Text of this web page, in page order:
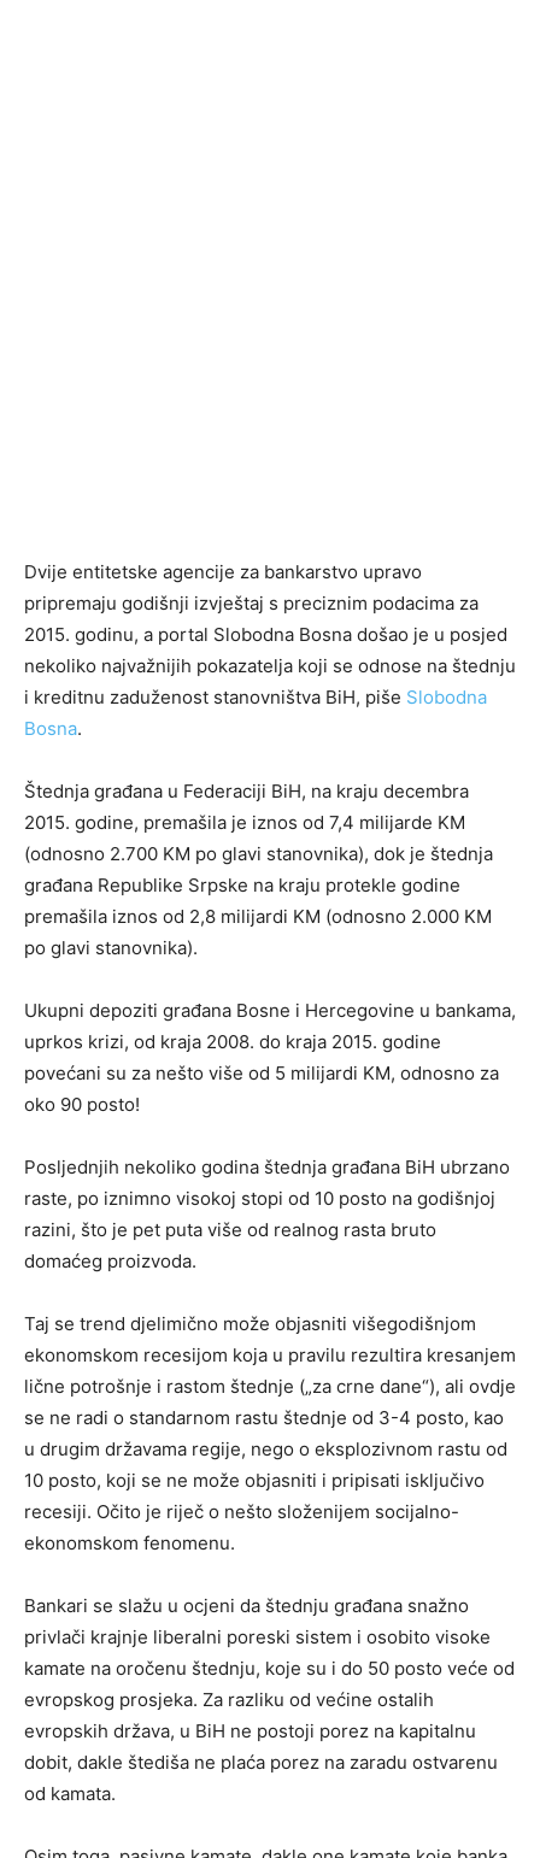
Dvije entitetske agencije za bankarstvo upravo
pripremaju godišnji izvještaj s preciznim podacima za
2015. godinu, a portal Slobodna Bosna došao je u posjed
nekoliko najvažnijih pokazatelja koji se odnose na štednju
i kreditnu zaduženost stanovništva BiH, piše Slobodna
Bosna.
Štednja građana u Federaciji BiH, na kraju decembra
2015. godine, premašila je iznos od 7,4 milijarde KM
(odnosno 2.700 KM po glavi stanovnika), dok je štednja
građana Republike Srpske na kraju protekle godine
premašila iznos od 2,8 milijardi KM (odnosno 2.000 KM
po glavi stanovnika).
Ukupni depoziti građana Bosne i Hercegovine u bankama,
uprkos krizi, od kraja 2008. do kraja 2015. godine
povećani su za nešto više od 5 milijardi KM, odnosno za
oko 90 posto!
Posljednjih nekoliko godina štednja građana BiH ubrzano
raste, po iznimno visokoj stopi od 10 posto na godišnjoj
razini, što je pet puta više od realnog rasta bruto
domaćeg proizvoda.
Taj se trend djelimično može objasniti višegodišnjom
ekonomskom recesijom koja u pravilu rezultira kresanjem
lične potrošnje i rastom štednje („za crne dane“), ali ovdje
se ne radi o standarnom rastu štednje od 3-4 posto, kao
u drugim državama regije, nego o eksplozivnom rastu od
10 posto, koji se ne može objasniti i pripisati isključivo
recesiji. Očito je riječ o nešto složenijem socijalno-
ekonomskom fenomenu.
Bankari se slažu u ocjeni da štednju građana snažno
privlači krajnje liberalni poreski sistem i osobito visoke
kamate na oročenu štednju, koje su i do 50 posto veće od
evropskog prosjeka. Za razliku od većine ostalih
evropskih država, u BiH ne postoji porez na kapitalnu
dobit, dakle štediša ne plaća porez na zaradu ostvarenu
od kamata.